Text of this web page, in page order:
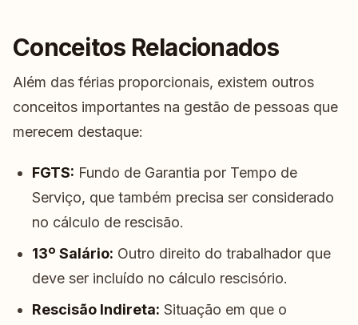
Conceitos Relacionados
Além das férias proporcionais, existem outros
conceitos importantes na gestão de pessoas que
merecem destaque:
FGTS: Fundo de Garantia por Tempo de
Serviço, que também precisa ser considerado
no cálculo de rescisão.
13º Salário: Outro direito do trabalhador que
deve ser incluído no cálculo rescisório.
Rescisão Indireta: Situação em que o